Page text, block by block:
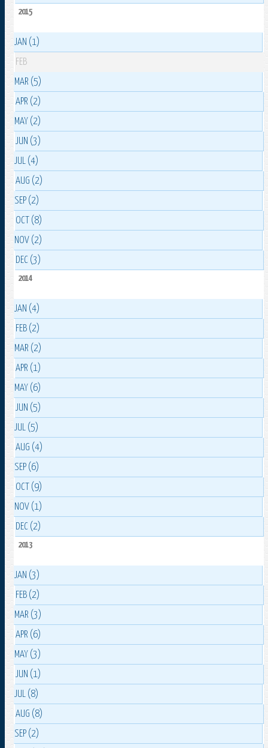
2015
JAN (1)
FEB
MAR (5)
APR (2)
MAY (2)
JUN (3)
JUL (4)
AUG (2)
SEP (2)
OCT (8)
NOV (2)
DEC (3)
2014
JAN (4)
FEB (2)
MAR (2)
APR (1)
MAY (6)
JUN (5)
JUL (5)
AUG (4)
SEP (6)
OCT (9)
NOV (1)
DEC (2)
2013
JAN (3)
FEB (2)
MAR (3)
APR (6)
MAY (3)
JUN (1)
JUL (8)
AUG (8)
SEP (2)